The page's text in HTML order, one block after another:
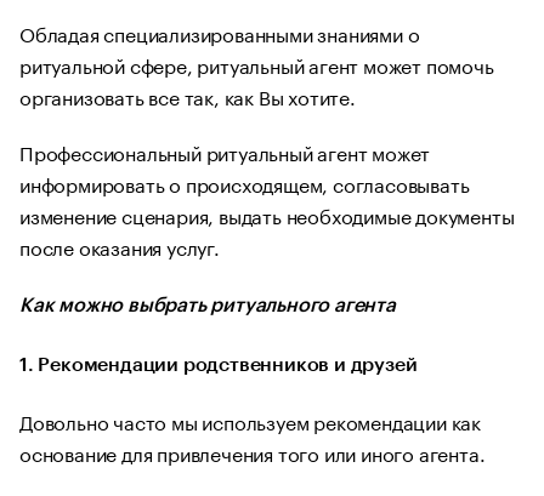
Обладая специализированными знаниями о
ритуальной сфере, ритуальный агент может помочь
организовать все так, как Вы хотите.
Профессиональный ритуальный агент может
информировать о происходящем, согласовывать
изменение сценария, выдать необходимые документы
после оказания услуг.
Как можно выбрать ритуального агента
1. Рекомендации родственников и друзей
Довольно часто мы используем рекомендации как
основание для привлечения того или иного агента.